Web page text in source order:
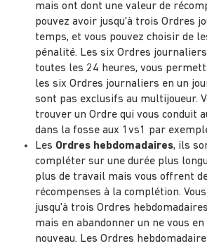
mais ont dont une valeur de
pouvez avoir jusqu'à trois Ordres
temps, et vous pouvez choisir de
pénalité. Les six Ordres
toutes les 24 heures, vous
les six Ordres journaliers en un
sont pas exclusifs au multijoueur.
trouver un Ordre qui vous conduit
dans la fosse aux 1vs1 par
Les Ordres hebdomadaires, ils
compléter sur une durée plus
plus de travail mais vous offrent
récompenses à la complétion.
jusqu'à trois Ordres
mais en abandonner un ne vous
nouveau. Les Ordres